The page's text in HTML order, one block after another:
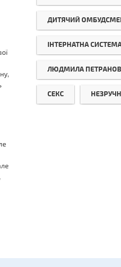
ДИТЯЧИЙ
ІНТЕРНАТНА
ЛЮДМИЛА
СЕКС